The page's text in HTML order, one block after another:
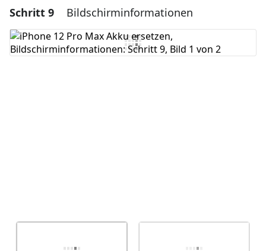
Einen Kommentar hinzufügen
Kommentar hinzufügen
Schritt 9 Bildschirminformationen